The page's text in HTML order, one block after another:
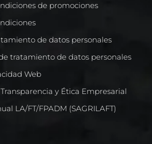
de promociones
de datos personales
tratamiento de datos personales
Web
y Ética Empresarial
LA/FT/FPADM (SAGRILAFT)